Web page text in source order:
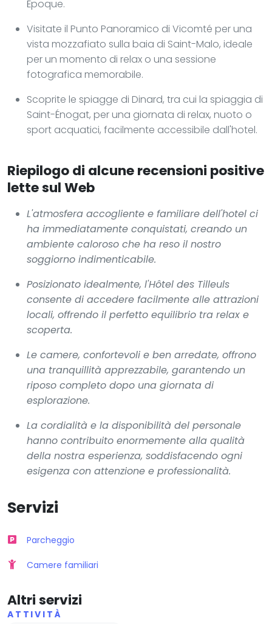
Époque.
Visitate il Punto Panoramico di Vicomté per una
vista mozzafiato sulla baia di Saint-Malo, ideale
per un momento di relax o una sessione
fotografica memorabile.
Scoprite le spiagge di Dinard, tra cui la spiaggia di
Saint-Énogat, per una giornata di relax, nuoto o
sport acquatici, facilmente accessibile dall'hotel.
Riepilogo di alcune recensioni positive
lette sul Web
L'atmosfera accogliente e familiare dell'hotel ci
ha immediatamente conquistati, creando un
ambiente caloroso che ha reso il nostro
soggiorno indimenticabile.
Posizionato idealmente, l'Hôtel des Tilleuls
consente di accedere facilmente alle attrazioni
locali, offrendo il perfetto equilibrio tra relax e
scoperta.
Le camere, confortevoli e ben arredate, offrono
una tranquillità apprezzabile, garantendo un
riposo completo dopo una giornata di
esplorazione.
La cordialità e la disponibilità del personale
hanno contribuito enormemente alla qualità
della nostra esperienza, soddisfacendo ogni
esigenza con attenzione e professionalità.
Servizi
Parcheggio
Camere familiari
Altri servizi
ATTIVITÀ